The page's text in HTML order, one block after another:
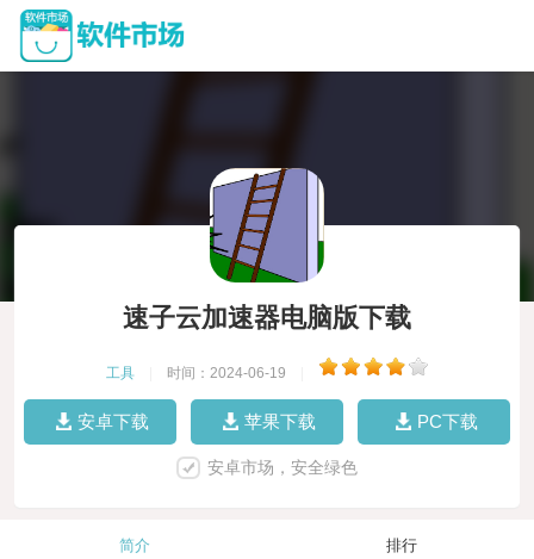
速子云加速器电脑版下载
工具 时间：2024-06-19
安卓下载 苹果下载 PC下载
安卓市场，安全绿色
简介 排行